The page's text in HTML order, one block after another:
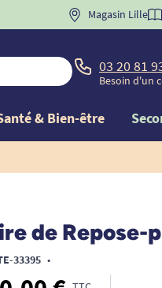
BIENVENUE" pour
Magasin Lille
03 20 81
Besoin d'un
& Bien-être
de Repose-
33395 •